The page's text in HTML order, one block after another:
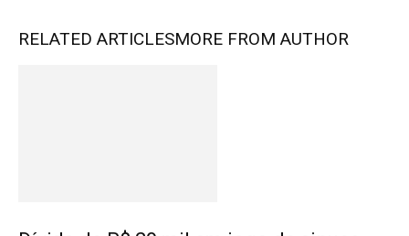
RELATED ARTICLESMORE FROM AUTHOR